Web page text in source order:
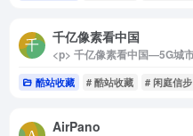
千亿像素看中国
酷站收藏 # 酷站收藏 # 闲庭信步
AirPano